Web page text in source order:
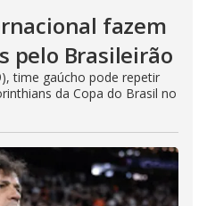
fazem
pelo Brasileirão
time gaúcho pode repetir
da Copa do Brasil no